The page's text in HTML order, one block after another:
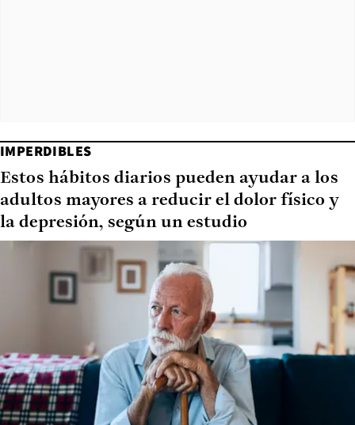
IMPERDIBLES
Estos hábitos diarios pueden ayudar a los
adultos mayores a reducir el dolor físico y
la depresión, según un estudio